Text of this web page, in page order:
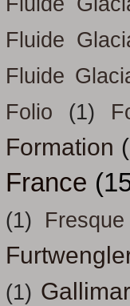
Fluide
Fluide
Folio
(1)
Formation
France
(1) Fresque
(1)